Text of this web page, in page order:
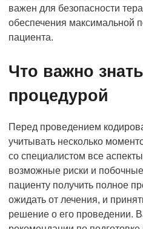
важен для безопасности
обеспечения максимальной
пациента.
Что важно
процедурой
Перед проведением
учитывать несколько
со специалистом все
возможные риски и
пациенту получить полное
ожидать от лечения, и
решение о его проведении.